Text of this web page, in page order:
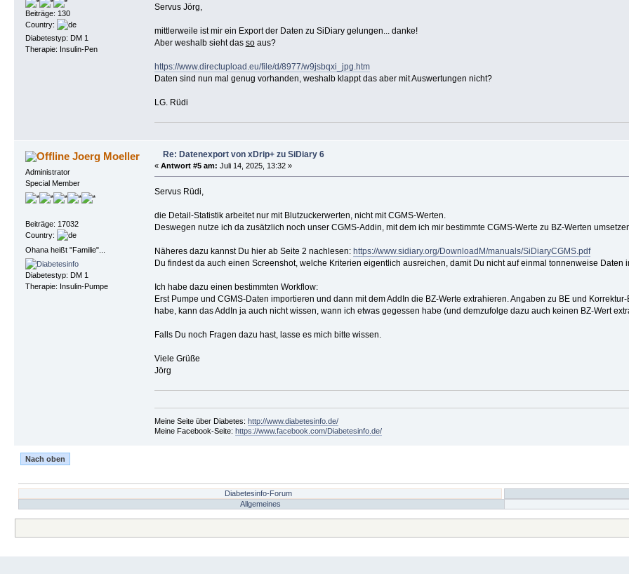
Beiträge: 130
Country:
Diabetestyp: DM 1
Therapie: Insulin-Pen
Servus Jörg,
mittlerweile ist mir ein Export der Daten zu SiDiary gelungen... danke!
Aber weshalb sieht das soaus?
https://www.directupload.eu/file/d/8977/w9jsbqxi_jpg.htm
Daten sind nun mal genug vorhanden, weshalb klappt das aber mit Auswertungen nicht?
LG. Rüdi
Joerg Moeller
Administrator
Special Member
Beiträge: 17032
Country:
Ohana heißt "Familie"...
Diabetestyp: DM 1
Therapie: Insulin-Pumpe
Re: Datenexport von xDrip+ zu SiDiary 6
« Antwort #5 am: Juli 14, 2025, 13:32 »
Servus Rüdi,
die Detail-Statistik arbeitet nur mit Blutzuckerwerten, nicht mit CGMS-Werten.
Deswegen nutze ich da zusätzlich noch unser CGMS-Addin, mit dem ich mir bestimmte CGMS-Werte zu BZ-Werten
Näheres dazu kannst Du hier ab Seite 2 nachlesen: https://www.sidiary.org/DownloadM/manuals/SiDiaryCGMS.pdf
Du findest da auch einen Screenshot, welche Kriterien eigentlich ausreichen, damit Du nicht auf einmal tonnenweise Daten
Ich habe dazu einen bestimmten Workflow:
Erst Pumpe und CGMS-Daten importieren und dann mit dem AddIn die BZ-Werte extrahieren. Angaben zu BE und
habe, kann das AddIn ja auch nicht wissen, wann ich etwas gegessen habe (und demzufolge dazu auch keinen BZ-Wert
Falls Du noch Fragen dazu hast, lasse es mich bitte wissen.
Viele Grüße
Jörg
Meine Seite über Diabetes: http://www.diabetesinfo.de/
Meine Facebook-Seite: https://www.facebook.com/Diabetesinfo.de/
Nach oben
Diabetesinfo-Forum
Allgemeines